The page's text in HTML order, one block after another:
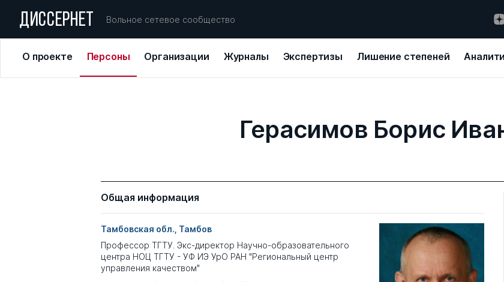
ДИССЕРНЕТ Вольное сетевое сообщество
О проекте Персоны Организации Журналы Экспертизы Лишение степеней
Герасимов Борис
Общая информация
Тамбовская обл., Тамбов
Профессор ТГТУ. Экс-директор Научно-образовательного
центра НОЦ ТГТУ - УФ ИЭ УрО РАН "Региональный центр
управления качеством"